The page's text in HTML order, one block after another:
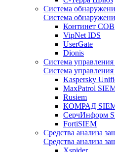
Система
Система
Континет СОВ
VipNet IDS
UserGate
Dionis
Система
Система
Kaspersky
MaxPatrol
Rusiem
КОМРАД
СерчИнформ
FortiSIEM
Средства анализа
Средства анализа
Xspider